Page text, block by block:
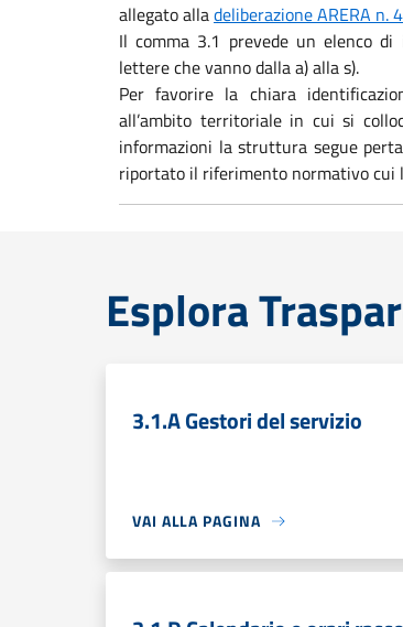
allegato alladeliberazione ARERA n.
Il comma 3.1 prevede un elenco
lettere che vanno dalla a) alla s).
Per favorire la chiara
all’ambito territoriale in cui si
informazioni la struttura segue
riportato il riferimento normativo cui
Esplora
3.1.A Gestori del servizio
VAI ALLA PAGINA